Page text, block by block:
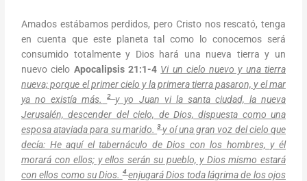
Amados estábamos perdidos, pero Cristo nos rescató, tenga
en cuenta que este planeta tal como lo conocemos será
consumido totalmente y Dios hará una nueva tierra y un
nuevo cielo Apocalipsis 21:1-4 Vi un cielo nuevo y una tierra
nueva; porque el primer cielo y la primera tierra pasaron, y el mar
ya no existía más.
2y yo Juan vi la santa ciudad, la nueva
Jerusalén, descender del cielo, de Dios, dispuesta como una
esposa ataviada para su marido.3y oí una gran voz del cielo que
decía: He aquí el tabernáculo de Dios con los hombres, y él
morará con ellos; y ellos serán su pueblo, y Dios mismo estará
con ellos como su Dios.4 enjugará Dios toda lágrima de los ojos